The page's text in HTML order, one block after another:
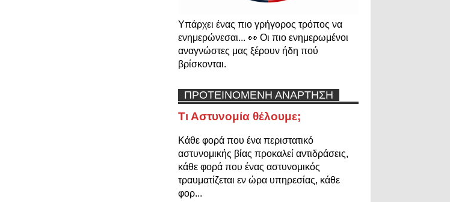
Υπάρχει ένας πιο γρήγορος τρόπος να
ενημερώνεσαι... 👀 Οι πιο ενημερωμένοι
αναγνώστες μας ξέρουν ήδη πού
βρίσκονται.
ΠΡΟΤΕΙΝΟΜΕΝΗ ΑΝΑΡΤΗΣΗ
Τι Αστυνομία θέλουμε;
Κάθε φορά που ένα περιστατικό
αστυνομικής βίας προκαλεί αντιδράσεις,
κάθε φορά που ένας αστυνομικός
τραυματίζεται εν ώρα υπηρεσίας, κάθε
φορ...